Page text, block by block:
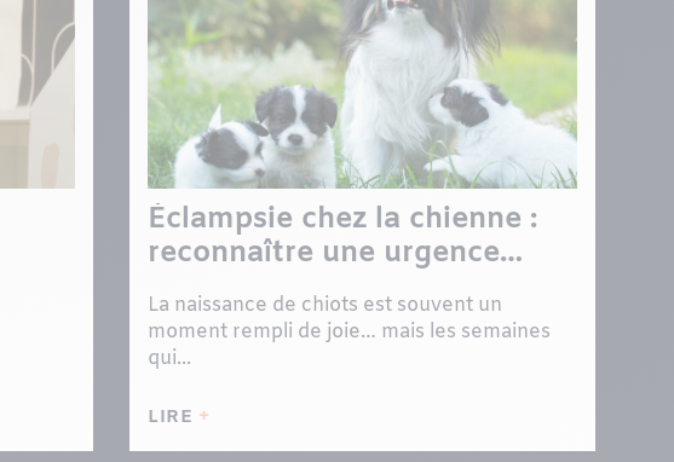
Éclampsie chez la chienne :
reconnaître une urgence
après la mise bas
La naissance de chiots est souvent un
moment rempli de joie… mais les semaines
qui...
LIRE